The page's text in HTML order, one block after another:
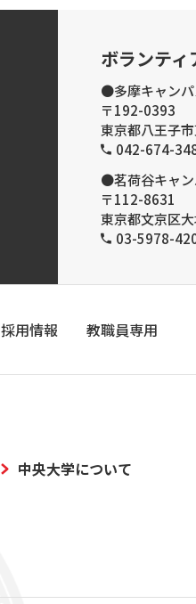
ボランティ
●多摩キャンパ
〒192-0393
東京都八王子
042-674-
●茗荷谷キャン
〒112-8631
東京都文京区
03-5978-
採用情報 教職員専用
中央大学について